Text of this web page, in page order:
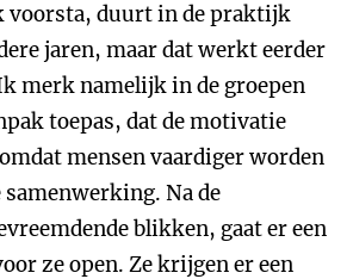
voorsta, duurt in de praktijk
jaren, maar dat werkt eerder
merk namelijk in de groepen
toepas, dat de motivatie
mensen vaardiger worden
Na de
blikken, gaat er een
ze open. Ze krijgen er een